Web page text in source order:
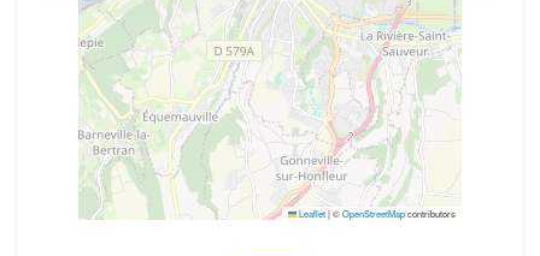
Leaflet|©OpenStreetMapcontributors